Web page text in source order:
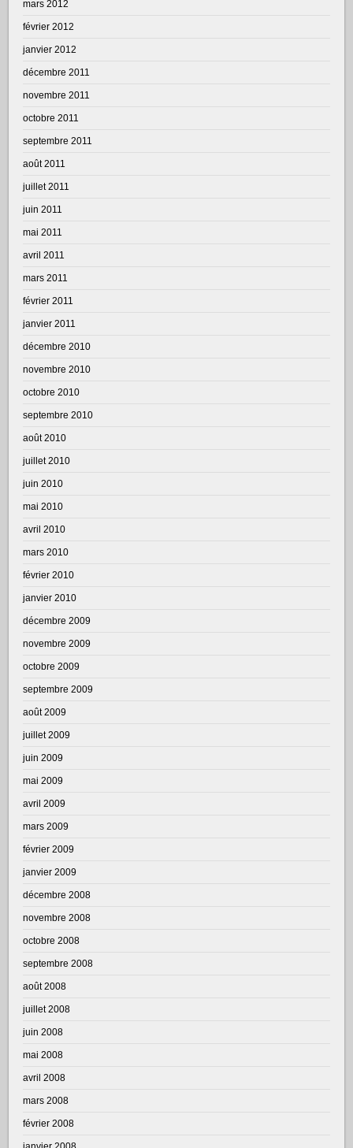
mars 2012
février 2012
janvier 2012
décembre 2011
novembre 2011
octobre 2011
septembre 2011
août 2011
juillet 2011
juin 2011
mai 2011
avril 2011
mars 2011
février 2011
janvier 2011
décembre 2010
novembre 2010
octobre 2010
septembre 2010
août 2010
juillet 2010
juin 2010
mai 2010
avril 2010
mars 2010
février 2010
janvier 2010
décembre 2009
novembre 2009
octobre 2009
septembre 2009
août 2009
juillet 2009
juin 2009
mai 2009
avril 2009
mars 2009
février 2009
janvier 2009
décembre 2008
novembre 2008
octobre 2008
septembre 2008
août 2008
juillet 2008
juin 2008
mai 2008
avril 2008
mars 2008
février 2008